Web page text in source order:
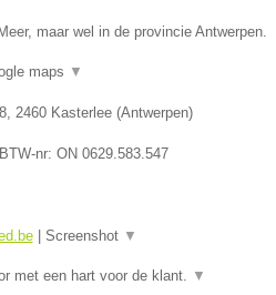
maar wel in de provincie Antwerpen.
maps ▼
, 2460 Kasterlee(Antwerpen)
nr: ON 0629.583.547
| Screenshot ▼
met een hart voor de klant. ▼